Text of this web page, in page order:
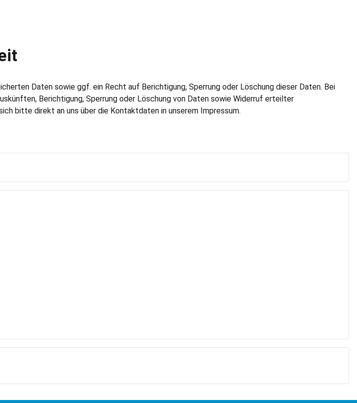
Daten sowie ggf. ein Recht auf Berichtigung, Sperrung oder Löschung dieser Daten. Bei
Berichtigung, Sperrung oder Löschung von Daten sowie Widerruf erteilter
bitte direkt an uns über die Kontaktdaten in unserem Impressum.